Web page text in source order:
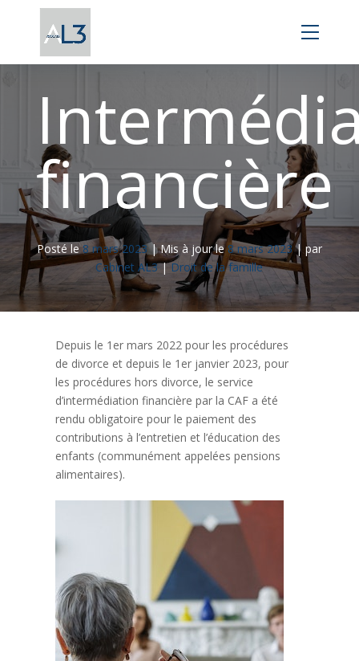
financière
Posté le8 mars 2023|Mis à jour le8 mars 2023| par
Cabinet AL3|Droit de la famille
Depuis le 1er mars 2022 pour les procédures
de divorce et depuis le 1er janvier 2023, pour
les procédures hors divorce, le service
d’intermédiation financière par la CAF a été
rendu obligatoire pour le paiement des
contributions à l’entretien et l’éducation des
enfants (communément appelées pensions
alimentaires).
Panneau de gestion des cookies